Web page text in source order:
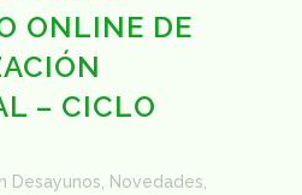
ONLINE DE
– CICLO
Desayunos Novedades